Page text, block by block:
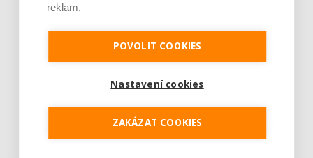
Je jen pro sportovce, přiberu po něm a ve
Pojem protein již nějakou dobu rezonuje
v oblasti zdraví, výživy i dlouhověkosti. Přesto
se o ně...
reklam.
POVOLIT COOKIES
Nastavení cookies
ZAKÁZAT COOKIES